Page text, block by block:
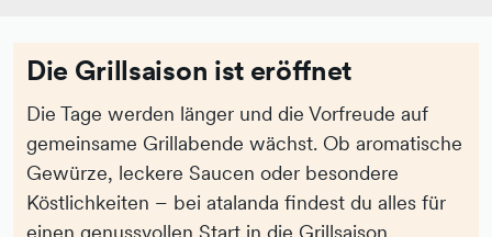
Die Grillsaison ist eröffnet
Die Tage werden länger und die Vorfreude auf
gemeinsame Grillabende wächst. Ob aromatische
Gewürze, leckere Saucen oder besondere
Köstlichkeiten – bei atalanda findest du alles für
einen genussvollen Start in die Grillsaison.